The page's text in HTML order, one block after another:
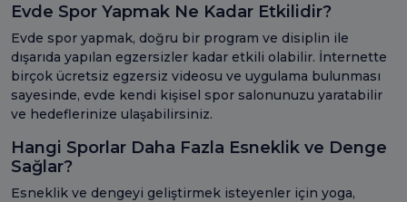
Evde Spor Yapmak Ne Kadar Etkilidir?
Evde spor yapmak, doğru bir program ve disiplin ile
dışarıda yapılan egzersizler kadar etkili olabilir. İnternette
birçok ücretsiz egzersiz videosu ve uygulama bulunması
sayesinde, evde kendi kişisel spor salonunuzu yaratabilir
ve hedeflerinize ulaşabilirsiniz.
Hangi Sporlar Daha Fazla Esneklik ve Denge
Sağlar?
Esneklik ve dengeyi geliştirmek isteyenler için yoga,